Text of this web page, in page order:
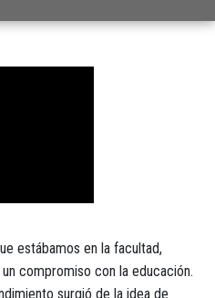
estábamos en la facultad,
compromiso con la educación.
surgió de la idea de